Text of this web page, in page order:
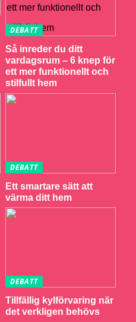
DEBATT
Så inreder du ditt
vardagsrum – 6 knep för
ett mer funktionellt och
stilfullt hem
DEBATT
Ett smartare sätt att
värma ditt hem
DEBATT
Tillfällig kylförvaring när
det verkligen behövs